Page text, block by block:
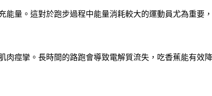
量。這對於跑步過程中能量消耗較大的運動員尤為重要
痙攣。長時間的路跑會導致電解質流失，吃香蕉能有效